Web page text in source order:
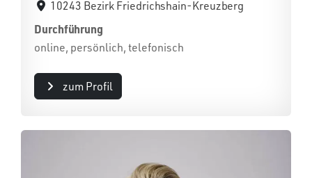
10243 Bezirk Friedrichshain-Kreuzberg
Durchführung
online, persönlich, telefonisch
zum Profil